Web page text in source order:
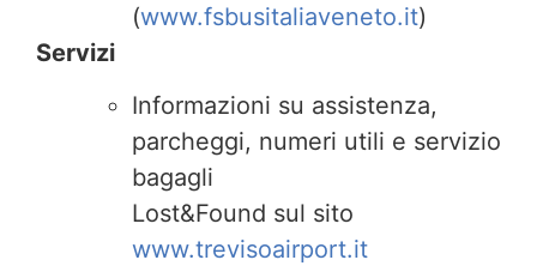
(www.fsbusitaliaveneto.it)
Servizi
Informazioni su assistenza,
parcheggi, numeri utili e servizio
bagagli
Lost&Found sul sito
www.trevisoairport.it